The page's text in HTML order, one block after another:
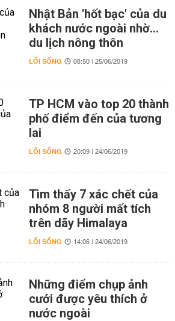
Nhật Bản 'hốt bạc' của du
khách nước ngoài nhờ…
du lịch nông thôn
LỐI SỐNG 08:50 | 25/06/2019
TP HCM vào top 20 thành
phố điểm đến của tương
lai
LỐI SỐNG 20:09 | 24/06/2019
Tìm thấy 7 xác chết của
nhóm 8 người mất tích
trên dãy Himalaya
LỐI SỐNG 14:06 | 24/06/2019
Những điểm chụp ảnh
cưới được yêu thích ở
nước ngoài